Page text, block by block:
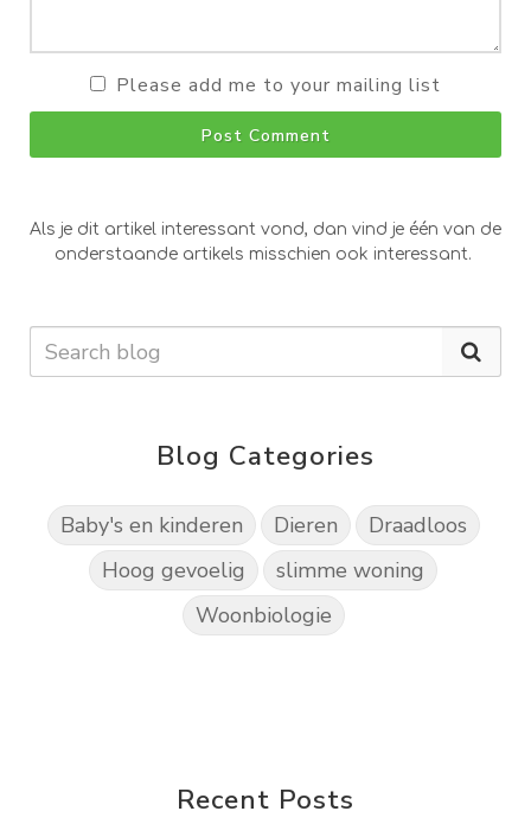
Please add me to your mailing list
Post Comment
Als je dit artikel interessant vond, dan vind je één van de
onderstaande artikels misschien ook interessant.
Blog Categories
Baby's en kinderen Dieren
Draadloos
Hoog gevoelig
slimme woning
Woonbiologie
Recent Posts